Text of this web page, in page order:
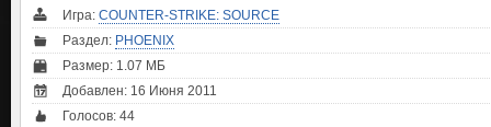
Игра: COUNTER-STRIKE: SOURCE
Раздел: PHOENIX
Размер: 1.07 МБ
Добавлен: 16 Июня 2011
Голосов: 44